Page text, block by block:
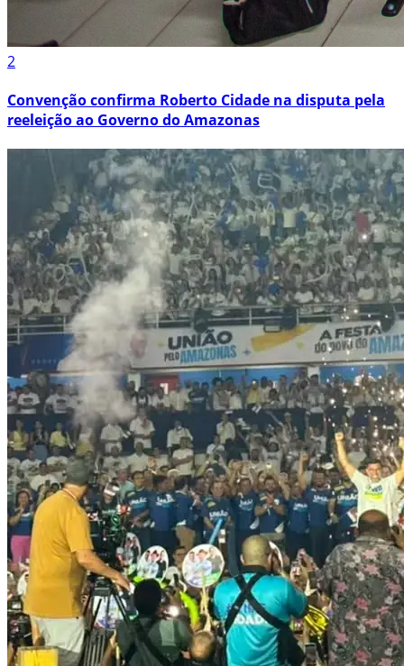
2
Convenção confirma Roberto Cidade na disputa pela
reeleição ao Governo do Amazonas